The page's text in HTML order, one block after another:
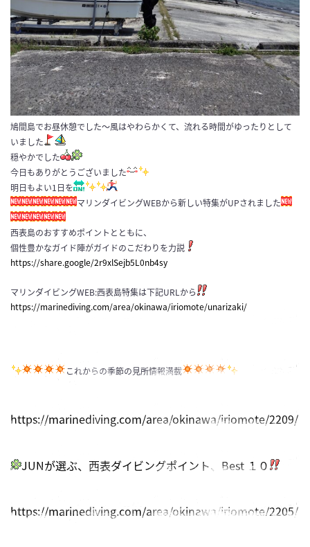
鳩間島でお昼休憩でした～風はやわらかくて、流れる時間がゆったりとして
いました
穏やかでした
今日もありがとうございました
明日もよい1日を
マリンダイビングWEBから新しい特集がUPされました
西表島のおすすめポイントとともに、
個性豊かなガイド陣がガイドのこだわりを力説
https://share.google/2r9xlSejb5L0nb4sy
マリンダイビングWEB:西表島特集は下記URLから
https://marinediving.com/area/okinawa/iriomote/unarizaki/
これからの季節の見所情報満載
https://marinediving.com/area/okinawa/iriomote/2209/
JUNが選ぶ、西表ダイビングポイント、Best １０
https://marinediving.com/area/okinawa/iriomote/2205/